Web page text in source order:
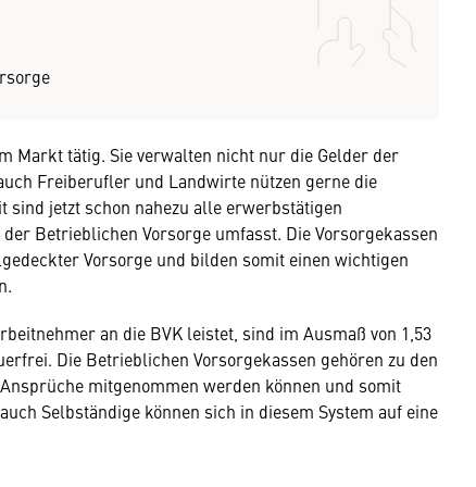
Markt tätig. Sie verwalten nicht nur die Gelder der
Freiberufler und Landwirte nützen gerne die
sind jetzt schon nahezu alle erwerbstätigen
Betrieblichen Vorsorge umfasst. Die Vorsorgekassen
Vorsorge und bilden somit einen wichtigen
an die BVK leistet, sind im Ausmaß von 1,53
Die Betrieblichen Vorsorgekassen gehören zu den
mitgenommen werden können und somit
Selbständige können sich in diesem System auf eine